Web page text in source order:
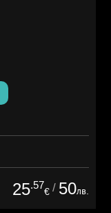
25.57
€ / 50лв.